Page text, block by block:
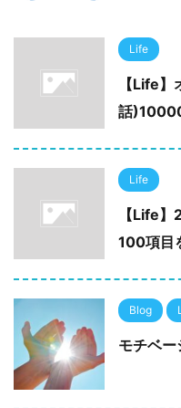
Life
【Life
話
Life
【Life
100項目
Blog
モチベ